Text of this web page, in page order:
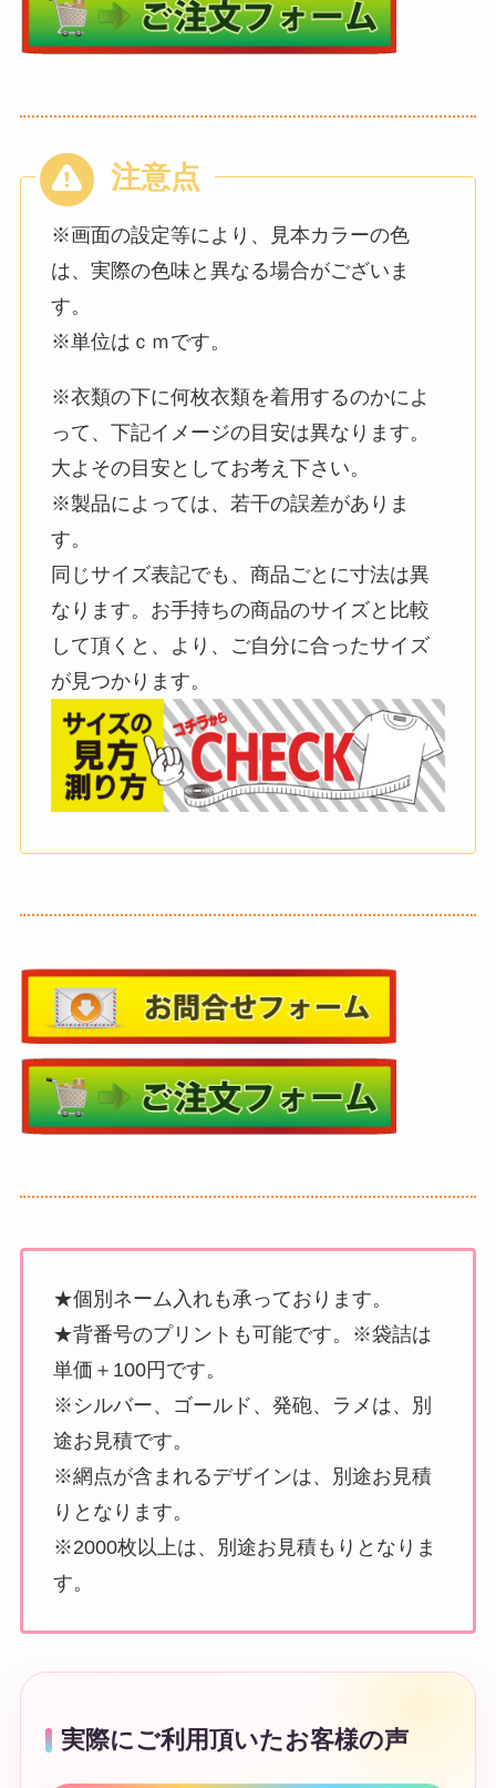
※画面の設定等により、見本カラーの色
は、実際の色味と異なる場合がございま
す。
※単位はｃｍです。
※衣類の下に何枚衣類を着用するのかによ
って、下記イメージの目安は異なります。
大よその目安としてお考え下さい。
※製品によっては、若干の誤差がありま
す。
同じサイズ表記でも、商品ごとに寸法は異
なります。お手持ちの商品のサイズと比較
して頂くと、より、ご自分に合ったサイズ
が見つかります。
★個別ネーム入れも承っております。
★背番号のプリントも可能です。※袋詰は
単価＋100円です。
※シルバー、ゴールド、発砲、ラメは、別
途お見積です。
※網点が含まれるデザインは、別途お見積
りとなります。
※2000枚以上は、別途お見積もりとなりま
す。
実際にご利用頂いたお客様の声